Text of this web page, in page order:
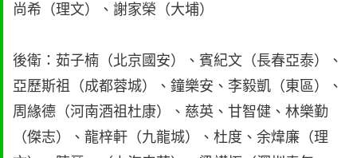
尚希（理文）、謝家榮（大埔）
後衛：茹子楠（北京國安）、賓紀文（長春亞泰）、
亞歷斯祖（成都蓉城）、鐘樂安、李毅凱（東區）、
周緣德（河南酒祖杜康）、慈英、甘智健、林樂勤
（傑志）、龍梓軒（九龍城）、杜度、余煒廉（理